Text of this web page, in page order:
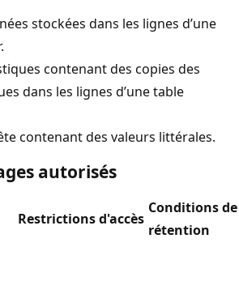
stockées dans les lignes d’une
contenant des copies des
dans les lignes d’une table
contenant des valeurs littérales.
autorisés
Restrictions d'accès
Conditions de
rétention